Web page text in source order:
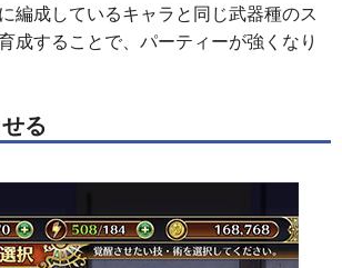
編成しているキャラと同じ武器種のス
成することで、パーティーが強くなり
る